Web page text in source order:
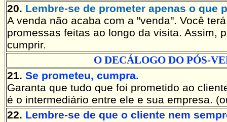
20. Lembre-se de prometer apenas o que
A venda não acaba com a "venda". Você
promessas feitas ao longo da visita. Assim,
cumprir.
O DECÁLOGO DO PÓS-
21. Se prometeu, cumpra.
Garanta que tudo que foi prometido ao
é o intermediário entre ele e sua empresa.
22. Lembre-se de que o cliente nem